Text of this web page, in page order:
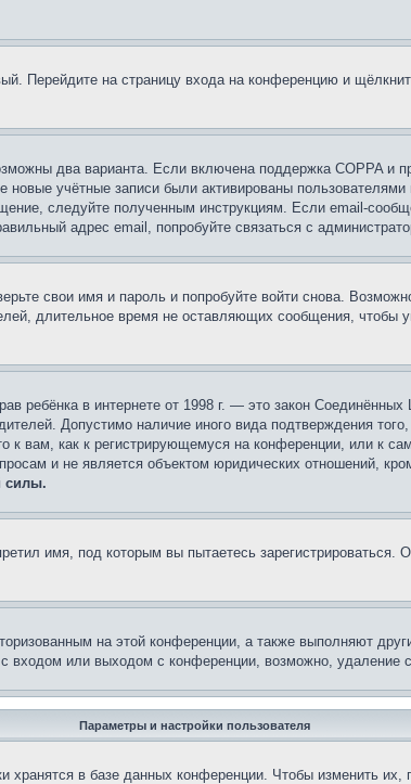
Перейдите на страницу входа на конференцию и
два варианта. Если включена поддержка COPPA и
учётные записи были активированы
следуйте полученным инструкциям. Если email-
адрес email, попробуйте связаться с
свои имя и пароль и попробуйте войти снова.
длительное время не оставляющих сообщения,
ребёнка в интернете от 1998 г. — это закон
Допустимо наличие иного вида подтверждения
вам, как к регистрирующемуся на конференции, или к
и не является объектом юридических отношений,
силы.
имя, под которым вы пытаетесь зарегистрироваться.
на этой конференции, а также выполняют
входом или выходом с конференции, возможно, удаление
Параметры и настройки пользователя
хранятся в базе данных конференции. Чтобы изменить их,